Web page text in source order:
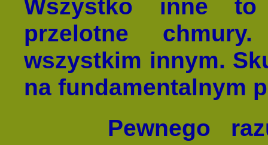
Wszystko inne
przelotne
wszystkim innym.
na fundamentalnym
Pewnego